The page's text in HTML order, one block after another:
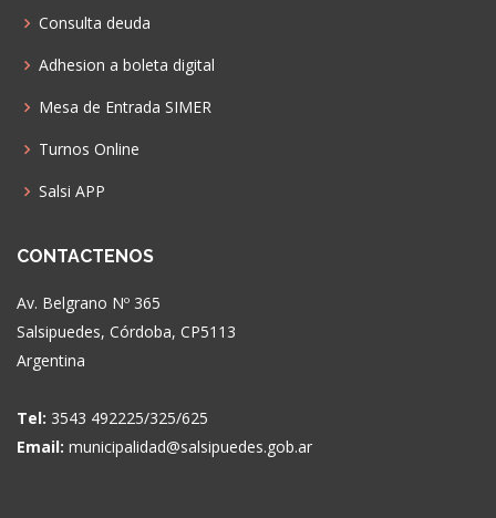
Consulta deuda
Adhesion a boleta digital
Mesa de Entrada SIMER
Turnos Online
Salsi APP
CONTACTENOS
Av. Belgrano Nº 365
Salsipuedes, Córdoba, CP5113
Argentina
Tel: 3543 492225/325/625
Email: municipalidad@salsipuedes.gob.ar